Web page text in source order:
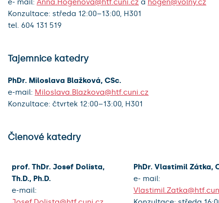
e- mail: Anna.Hogenova@htf.cuni.cz a hogen@volny.cz
Konzultace: středa 12:00–13:00, H301
tel. 604 131 519
Tajemnice katedry
PhDr. Miloslava Blažková, CSc.
e-mail: Miloslava.Blazkova@htf.cuni.cz
Konzultace: čtvrtek 12:00–13:00, H301
Členové katedry
prof. ThDr. Josef Dolista,
Th.D., Ph.D.
e-mail:
PhDr. Vlastimil Zátka,
e- mail: